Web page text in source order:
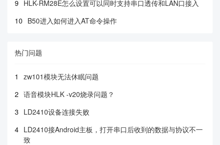
9 HLK-RM28E怎么设置可以同时支持串口透传和LAN口接入
10 B50进入如何进入AT命令操作
热门问题
1
zw101模块无法休眠问题
2 语音模块HLK -v20烧录问题？
3 LD2410设备连接失败
4 LD2410接Android主板，打开串口后收到的数据与协议不一
致